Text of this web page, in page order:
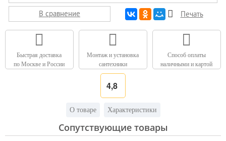
В сравнение
Печать
Быстрая доставка
по Москве и России
Монтаж и установка
сантехники
Способ оплаты
наличными и картой
4,8
О товаре Характеристики
Сопутствующие товары